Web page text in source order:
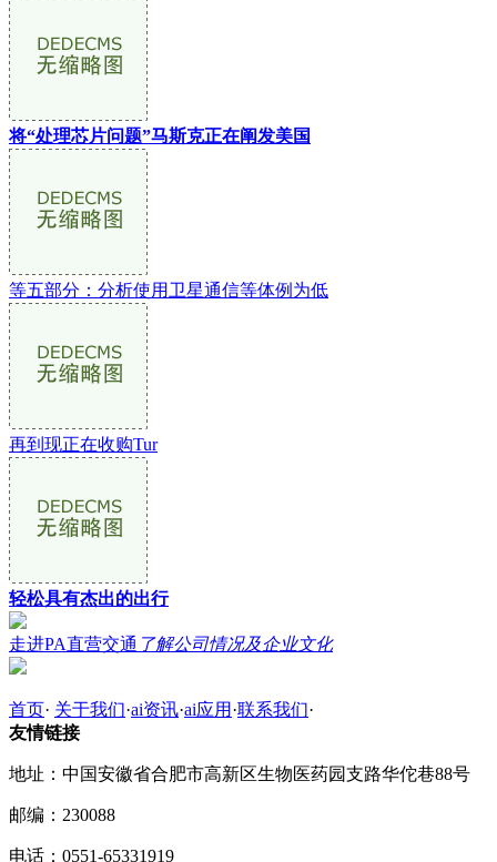
将“处理芯片问题”马斯克正在阐发美国
等五部分：分析使用卫星通信等体例为低
再到现正在收购Tur
轻松具有杰出的出行
走进PA直营交通 了解公司情况及企业文化
首页· 关于我们·ai资讯·ai应用 ·联系我们·
友情链接
地址：中国安徽省合肥市高新区生物医药园支路华佗巷88号
邮编：230088
电话：0551-65331919